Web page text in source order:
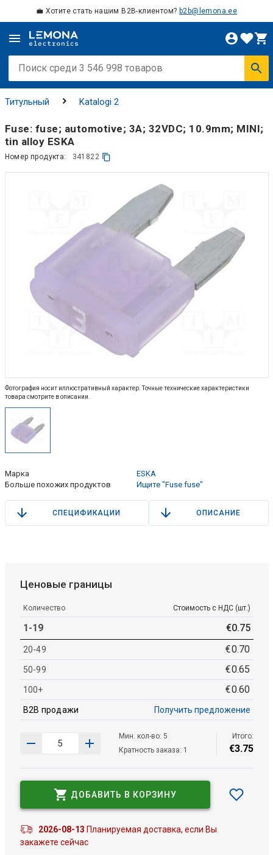
💼 Хотите стать нашим B2B-клиентом? b2b@lemona.ee
Титульный Katalogi 2
Fuse: fuse; automotive; 3A; 32VDC; 10.9mm; MINI;
tin alloy ESKA
Номер продукта: 341822
Фотография носит иллюстративный характер. Точные технические характеристики
товара смотрите в описании.
Марка
ESKA
Больше похожих продуктов
Ищите "Fuse fuse"
СПЕЦИФИКАЦИИ ОПИСАНИЕ
Ценовые границы
Количество Стоимость с НДС (шт.)
1-19 €0.75
20-49 €0.70
50-99 €0.65
100+ €0.60
B2B продажи Получить предложение
Мин. кол-во: 5
Кратность заказа: 1
Итого:
€3.75
ДОБАВИТЬ В КОРЗИНУ
2026-08-13 Планируемая доставка, если Вы
закажете сейчас